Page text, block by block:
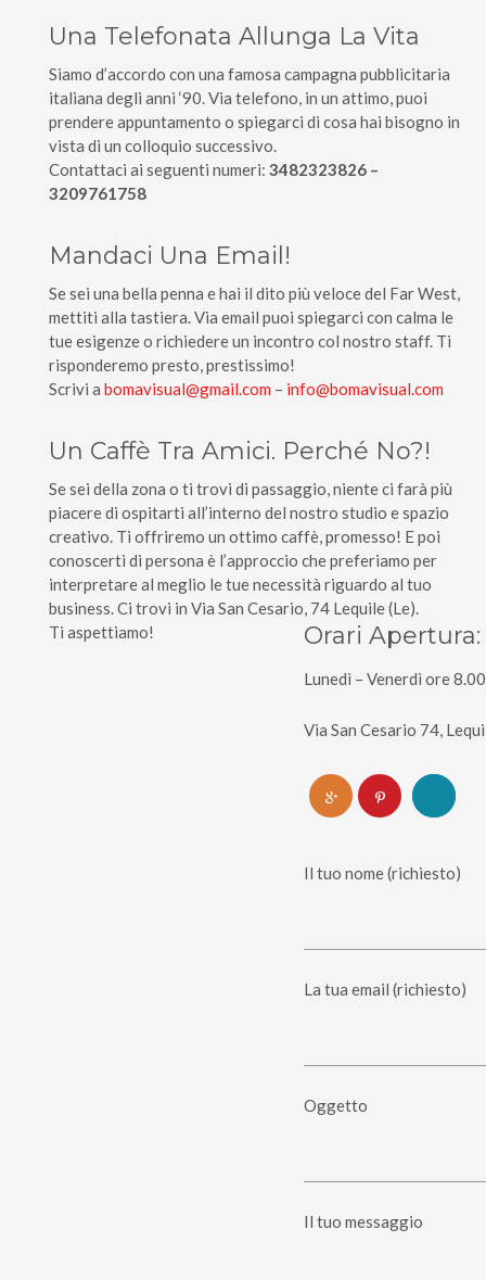
Una Telefonata Allunga La Vita
Siamo d’accordo con una famosa campagna pubblicitaria
italiana degli anni ‘90. Via telefono, in un attimo, puoi
prendere appuntamento o spiegarci di cosa hai bisogno in
vista di un colloquio successivo.
Contattaci ai seguenti numeri: 3482323826 –
3209761758
Mandaci Una Email!
Se sei una bella penna e hai il dito più veloce del Far West,
mettiti alla tastiera. Via email puoi spiegarci con calma le
tue esigenze o richiedere un incontro col nostro staff. Ti
risponderemo presto, prestissimo!
Scrivi a bomavisual@gmail.com – info@bomavisual.com
Un Caffè Tra Amici. Perché No?!
Se sei della zona o ti trovi di passaggio, niente ci farà più
piacere di ospitarti all’interno del nostro studio e spazio
creativo. Ti offriremo un ottimo caffè, promesso! E poi
conoscerti di persona è l’approccio che preferiamo per
interpretare al meglio le tue necessità riguardo al tuo
business. Ci trovi in Via San Cesario, 74 Lequile (Le).
Ti aspettiamo!
Orari Apertura:
Lunedì – Venerdì ore
Via San Cesario 74,
Il tuo nome (richiesto)
La tua email (richiesto)
Oggetto
Il tuo messaggio